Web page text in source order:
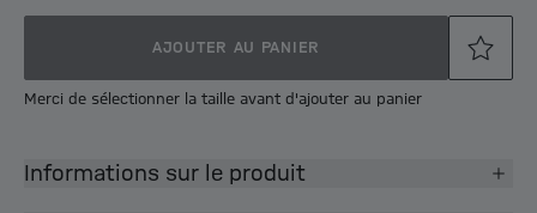
AJOUTER AU PANIER
Merci de sélectionner la taille avant d'ajouter au panier
Informations sur le produit